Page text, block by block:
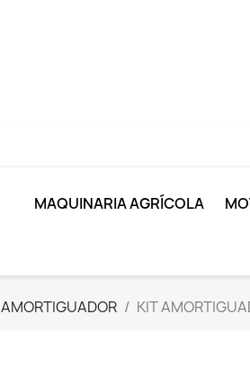
MAQUINARIA AGRÍCOLA
AMORTIGUADOR KIT